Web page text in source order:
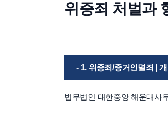
위증죄 처벌과
- 1. 위증죄/증거인멸죄 | 개
법무법인 대한중앙 해운대사